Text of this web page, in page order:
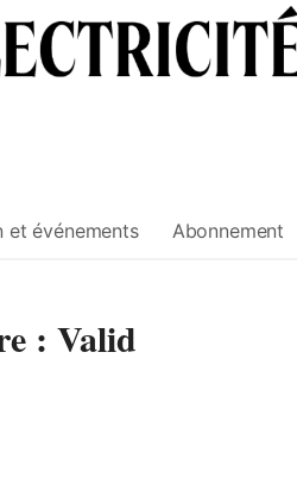
et événements Abonnement
: Valid